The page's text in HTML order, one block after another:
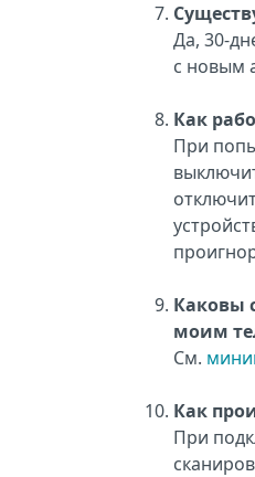
Да, 30-
с новым
Как
При
Каковы
моим
См.
Как
При